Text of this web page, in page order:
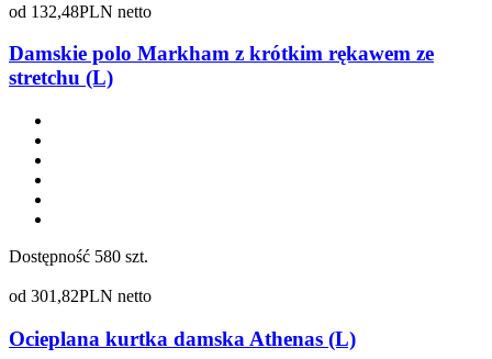
od 132,48PLN netto
Damskie polo Markham z krótkim rękawem ze
stretchu (L)
Dostępność 580 szt.
od 301,82PLN netto
Ocieplana kurtka damska Athenas (L)